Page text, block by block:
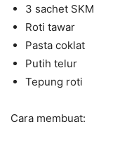
3 sachet SKM
Roti tawar
Pasta coklat
Putih telur
Tepung roti
Cara membuat: